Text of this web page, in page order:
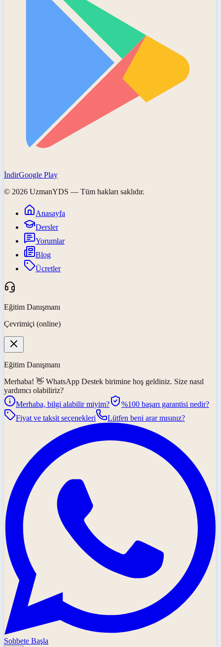
İndirGoogle Play
© 2026 UzmanYDS — Tüm hakları saklıdır.
Anasayfa
Dersler
Yorumlar
Blog
Ücretler
Eğitim Danışmanı
Çevrimiçi (online)
Eğitim Danışmanı
Merhaba! 👋 WhatsApp Destek birimine hoş geldiniz. Size nasıl
yardımcı olabiliriz?
Merhaba, bilgi alabilir miyim?
%100 başarı garantisi nedir?
Fiyat ve taksit seçenekleri
Lütfen beni arar mısınız?
Sohbete Başla